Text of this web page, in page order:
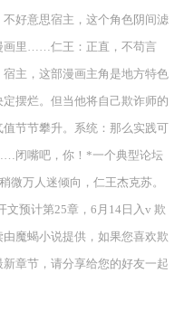
好意思宿主，这个角色阴间滤
画里……仁王：正直，不苟言
主，这部漫画主角是地方特色
摆烂。但当他将自己欺诈师的
节节攀升。系统：那么实践可
闭嘴吧，你！*一个典型论坛
微万人迷倾向，仁王杰克苏。
文预计第25章，6月14日入v 欺
魔蝎小说提供，如果您喜欢欺
章节，请分享给您的好友一起